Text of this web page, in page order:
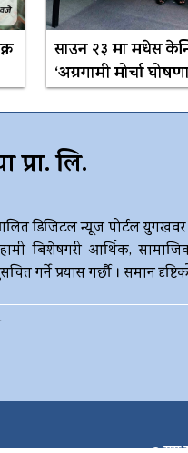
साउन २३ मा मधेस
‘अग्रगामी मोर्चा
लि.
डिजिटल न्यूज पोर्टल
बिशेषगरी आर्थिक,
प्रयास गर्छौ । समान